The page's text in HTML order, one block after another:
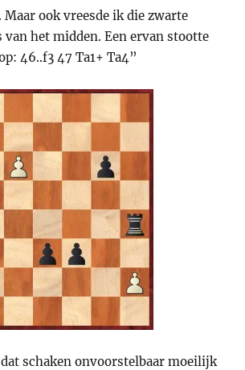
Maar ook vreesde ik die zwarte
het midden. Een ervan stootte
46..f3 47 Ta1+ Ta4”
schaken onvoorstelbaar moeilijk